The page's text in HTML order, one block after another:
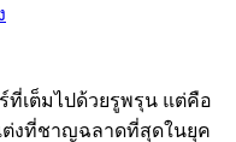
ที่เต็มไปด้วยรูพรุน แต่คือ
ต่งที่ชาญฉลาดที่สุดในยุค